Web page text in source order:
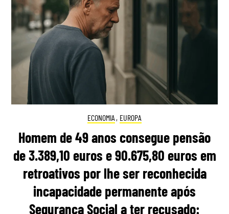
ECONOMIA , EUROPA
Homem de 49 anos consegue pensão
de 3.389,10 euros e 90.675,80 euros em
retroativos por lhe ser reconhecida
incapacidade permanente após
Segurança Social a ter recusado: